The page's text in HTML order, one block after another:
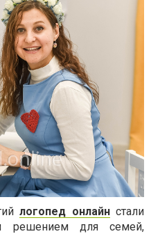
логопед онлайнстали
решением для семей,